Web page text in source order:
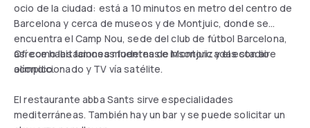
ocio de la ciudad: está a 10 minutos en metro del centro de
Barcelona y cerca de museos y de Montjuic, donde se
encuentra el Camp Nou, sede del club de fútbol Barcelona,
así como las famosas fuentes de Montjuic y el estadio
olímpico.
Ofrece habitaciones modernas e insonorizadas con aire
acondicionado y TV vía satélite.
El restaurante abba Sants sirve especialidades
mediterráneas. También hay un bar y se puede solicitar un